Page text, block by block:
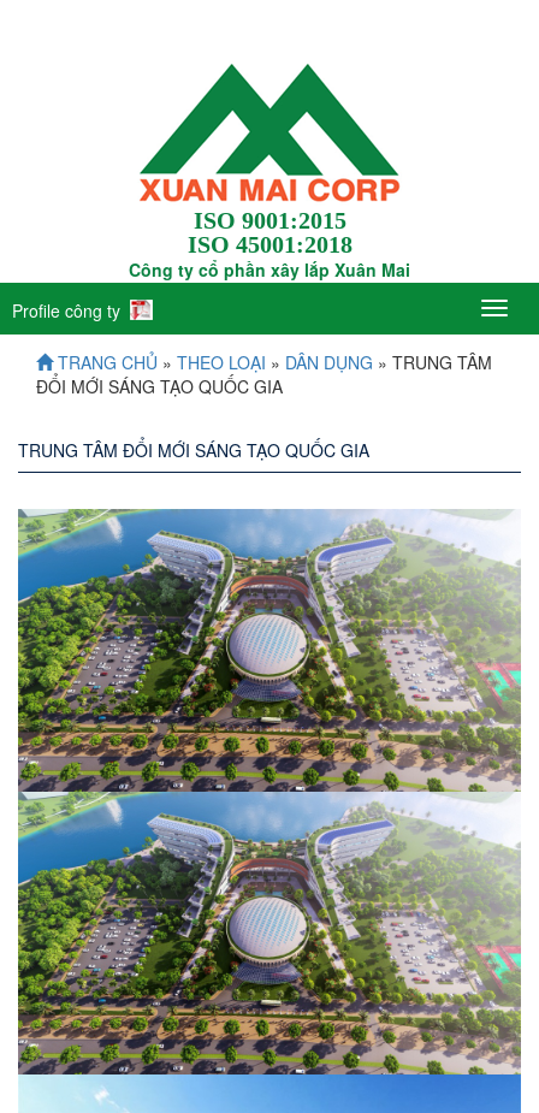
ISO 9001:2015
ISO 45001:2018
Công ty cổ phần xây lắp Xuân Mai
Profile công ty
TRANG CHỦ » THEO LOẠI » DÂN DỤNG » TRUNG TÂM
ĐỔI MỚI SÁNG TẠO QUỐC GIA
TRUNG TÂM ĐỔI MỚI SÁNG TẠO QUỐC GIA